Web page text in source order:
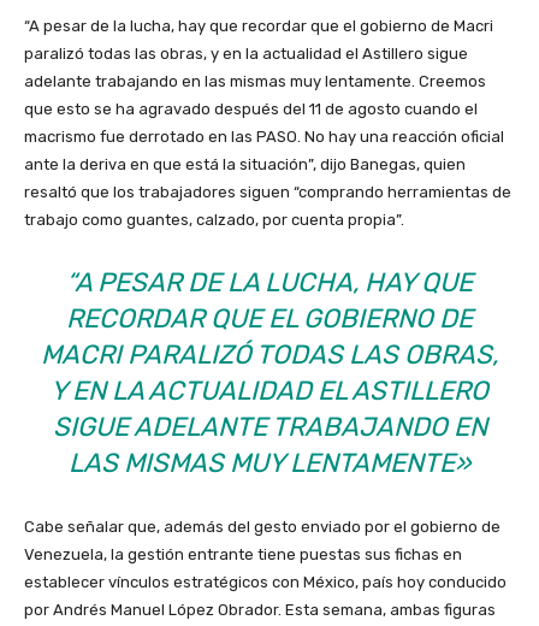
“A pesar de la lucha, hay que recordar que el gobierno de Macri
paralizó todas las obras, y en la actualidad el Astillero sigue
adelante trabajando en las mismas muy lentamente. Creemos
que esto se ha agravado después del 11 de agosto cuando el
macrismo fue derrotado en las PASO. No hay una reacción oficial
ante la deriva en que está la situación”, dijo Banegas, quien
resaltó que los trabajadores siguen “comprando herramientas de
trabajo como guantes, calzado, por cuenta propia”.
“A PESAR DE LA LUCHA, HAY QUE
RECORDAR QUE EL GOBIERNO DE
MACRI PARALIZÓ TODAS LAS OBRAS,
Y EN LA ACTUALIDAD EL ASTILLERO
SIGUE ADELANTE TRABAJANDO EN
LAS MISMAS MUY LENTAMENTE»
Cabe señalar que, además del gesto enviado por el gobierno de
Venezuela, la gestión entrante tiene puestas sus fichas en
establecer vínculos estratégicos con México, país hoy conducido
por Andrés Manuel López Obrador. Esta semana, ambas figuras